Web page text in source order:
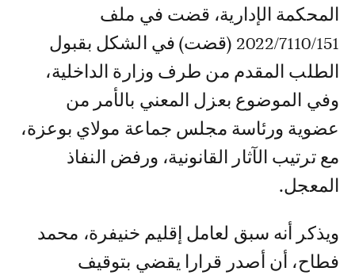
2022/7110/151 (قضت) في الشكل بقبول
الطلب المقدم من طرف وزارة الداخلية،
وفي الموضوع بعزل المعني بالأمر من
عضوية ورئاسة مجلس جماعة مولاي بوعزة،
مع ترتيب الآثار القانونية، ورفض النفاذ
المعجل.
ويذكر أنه سبق لعامل إقليم خنيفرة، محمد
فطاح، أن أصدر قرارا يقضي بتوقيف